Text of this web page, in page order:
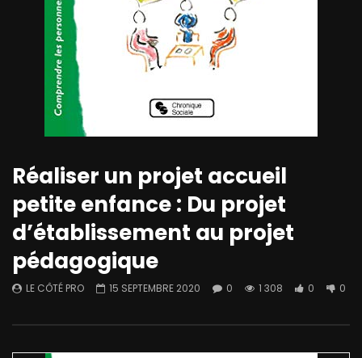
Réaliser un projet accueil
petite enfance : Du projet
d’établissement au projet
pédagogique
LE CÔTÉ PRO 15 SEPTEMBRE 2020 0 1 308 0 0